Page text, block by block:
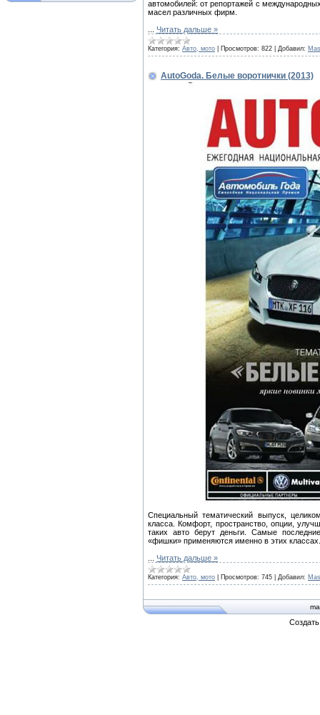
автомобилей: от репортажей с
масел различных фирм.
Читать дальше »
Категория: Авто, мото Просмотров: 822 Добавил:
AutoGoda. Белые воротнички (2013)
Специальный тематический выпуск,
класса. Комфорт, пространство, опции,
таких авто берут деньги. Самые
«фишки» применяются именно в этих классах.
Читать дальше »
Категория: Авто, мото Просмотров: 745 Добавил: